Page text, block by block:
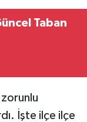
Taban
İşte ilçe ilçe